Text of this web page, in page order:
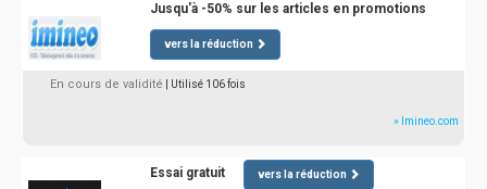
Jusqu'à -50% sur les articles en promotions
vers la réduction
En cours de validité | Utilisé 106 fois
» Imineo.com
Essai gratuit vers la réduction